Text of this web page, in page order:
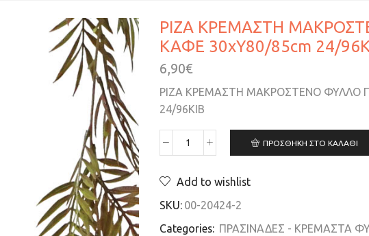
ΡΙΖΑ ΚΡΕΜΑΣΤΗ
ΚΑΦΕ 30xY80/85cm 24/
6,90€
ΡΙΖΑ ΚΡΕΜΑΣΤΗ ΜΑΚΡΟΣΤΕΝΟ ΦΥΛΛΟ
24/96ΚΙΒ
ΠΡΟΣΘΉΚΗ ΣΤΟ ΚΑΛΆΘΙ
Add to wishlist
SKU: 00-20424-2
Categories: ΠΡΑΣΙΝΑΔΕΣ - ΚΡΕΜΑΣΤΑ